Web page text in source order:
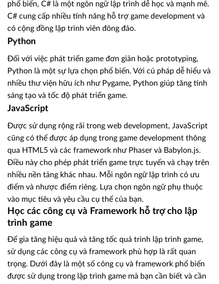
phổ biến, C# là một ngôn ngữ lập trình dễ học và mạnh mẽ.
C# cung cấp nhiều tính năng hỗ trợ game development và
có cộng đồng lập trình viên đông đảo.
Python
Đối với việc phát triển game đơn giản hoặc prototyping,
Python là một sự lựa chọn phổ biến. Với cú pháp dễ hiểu và
nhiều thư viện hữu ích như Pygame, Python giúp tăng tính
sáng tạo và tốc độ phát triển game.
JavaScript
Được sử dụng rộng rãi trong web development, JavaScript
cũng có thể được áp dụng trong game development thông
qua HTML5 và các framework như Phaser và Babylon.js.
Điều này cho phép phát triển game trực tuyến và chạy trên
nhiều nền tảng khác nhau. Mỗi ngôn ngữ lập trình có ưu
điểm và nhược điểm riêng. Lựa chọn ngôn ngữ phụ thuộc
vào mục tiêu và yêu cầu cụ thể của bạn.
Học các công cụ và Framework hỗ trợ cho lập
trình game
Để gia tăng hiệu quả và tăng tốc quá trình lập trình game,
sử dụng các công cụ và framework phù hợp là rất quan
trọng. Dưới đây là một số công cụ và framework phổ biến
được sử dụng trong lập trình game mà bạn cần biết và cần